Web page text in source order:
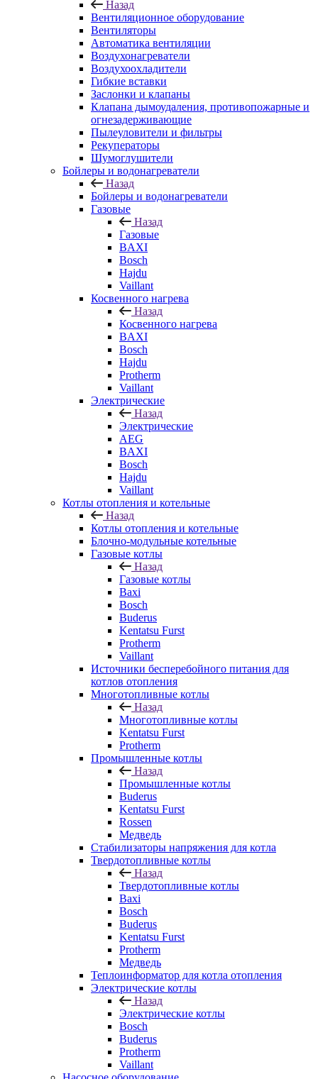
Назад
Вентиляционное оборудование
Вентиляторы
Автоматика вентиляции
Воздухонагреватели
Воздухоохладители
Гибкие вставки
Заслонки и клапаны
Клапана дымоудаления, противопожарные и
огнезадерживающие
Пылеуловители и фильтры
Рекуператоры
Шумоглушители
Бойлеры и водонагреватели
Назад
Бойлеры и водонагреватели
Газовые
Назад
Газовые
BAXI
Bosch
Hajdu
Vaillant
Косвенного нагрева
Назад
Косвенного нагрева
BAXI
Bosch
Hajdu
Protherm
Vaillant
Электрические
Назад
Электрические
AEG
BAXI
Bosch
Hajdu
Vaillant
Котлы отопления и котельные
Назад
Котлы отопления и котельные
Блочно-модульные котельные
Газовые котлы
Назад
Газовые котлы
Baxi
Bosch
Buderus
Kentatsu Furst
Protherm
Vaillant
Источники бесперебойного питания для
котлов отопления
Многотопливные котлы
Назад
Многотопливные котлы
Kentatsu Furst
Protherm
Промышленные котлы
Назад
Промышленные котлы
Buderus
Kentatsu Furst
Rossen
Медведь
Стабилизаторы напряжения для котла
Твердотопливные котлы
Назад
Твердотопливные котлы
Baxi
Bosch
Buderus
Kentatsu Furst
Protherm
Медведь
Теплоинформатор для котла отопления
Электрические котлы
Назад
Электрические котлы
Bosch
Buderus
Protherm
Vaillant